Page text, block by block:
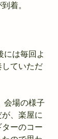
着。
していただ
、楽屋に
ーのコー